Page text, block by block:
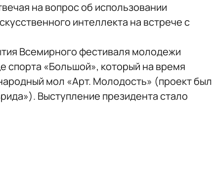
на вопрос об использовании
интеллекта на встрече с
Всемирного фестиваля молодежи
спорта «Большой», который на время
мол «Арт. Молодость» (проект был
Выступление президента стало